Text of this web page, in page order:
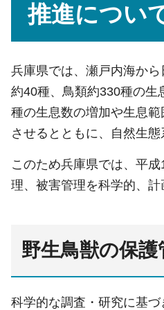
推進につい
兵庫県では、瀬戸内海か
約40種、鳥類約330種の生
種の生息数の増加や生息
させるとともに、自然生態
このため兵庫県では、平
理、被害管理を科学的、
野生鳥獣の保
科学的な調査・研究に基づ